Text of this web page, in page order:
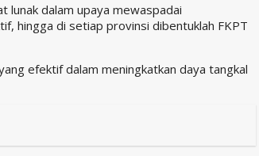
lunak dalam upaya mewaspadai
hingga di setiap provinsi dibentuklah FKPT
efektif dalam meningkatkan daya tangkal